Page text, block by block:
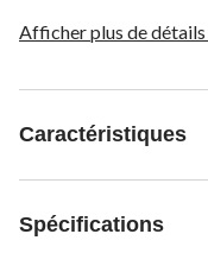
Afficher plus de détails
Caractéristiques
Spécifications